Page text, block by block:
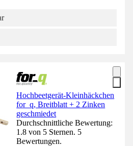
Hochbeetgerät-Kleinhäckchen
for_q, Breitblatt + 2 Zinken
geschmiedet
Durchschnittliche Bewertung:
1.8 von 5 Sternen. 5
Bewertungen.